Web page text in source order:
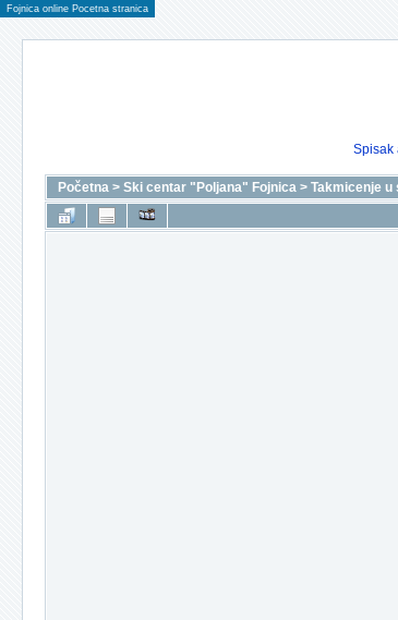
Fojnica online Pocetna stranica
Spisak
Početna > Ski centar "Poljana" Fojnica > Takmicenje